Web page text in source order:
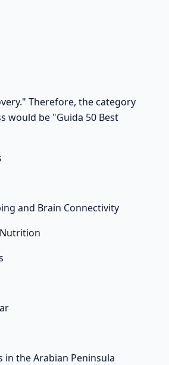
Therefore, the category
would be "Guida 50 Best
and Brain Connectivity
in the Arabian Peninsula